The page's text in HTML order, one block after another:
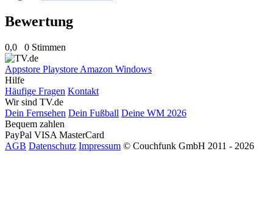
Bewertung
0,0 0 Stimmen
Appstore Playstore Amazon Windows
Hilfe
Häufige Fragen Kontakt
Wir sind TV.de
Dein Fernsehen Dein Fußball Deine WM 2026
Bequem zahlen
PayPal VISA MasterCard
AGB Datenschutz Impressum © Couchfunk GmbH 2011 - 2026